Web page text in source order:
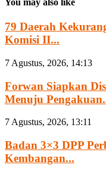
79 Daerah
Komisi II...
7 Agustus, 2026, 14:13
Forwan Siapkan
Menuju
7 Agustus, 2026, 13:11
Badan 3×3 DPP
Kembangan...